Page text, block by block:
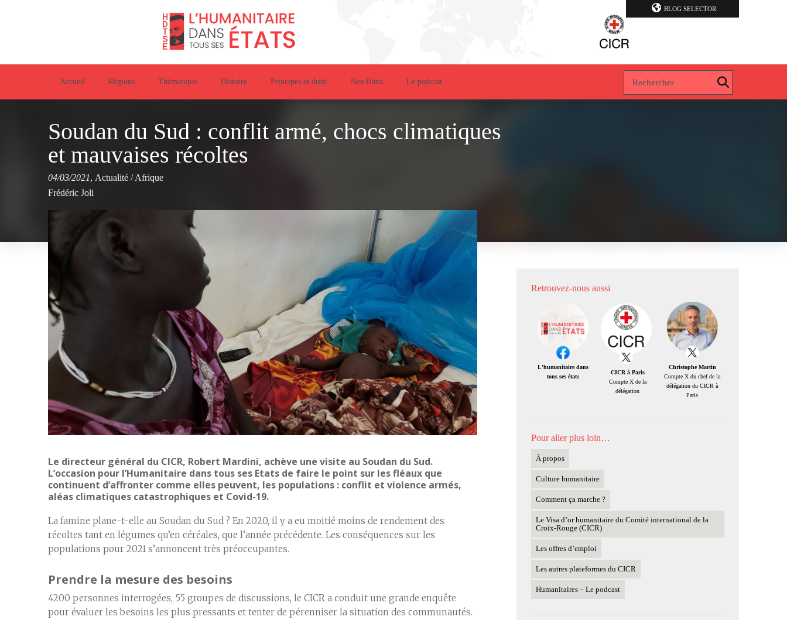
BLOG SELECTOR
Accueil Régions Thématique Histoire Principes et droit Nos films Le podcast
Soudan du Sud : conflit armé, chocs climatiques
et mauvaises récoltes
04/03/2021, Actualité /Afrique
Frédéric Joli
Le directeur général du CICR, Robert Mardini, achève une visite au Soudan du Sud.
L’occasion pour l’Humanitaire dans tous ses Etats de faire le point sur les fléaux que
continuent d’affronter comme elles peuvent, les populations : conflit et violence armés,
aléas climatiques catastrophiques et Covid-19.
La famine plane-t-elle au Soudan du Sud ? En 2020, il y a eu moitié moins de rendement des
récoltes tant en légumes qu’en céréales, que l’année précédente. Les conséquences sur les
populations pour 2021 s’annoncent très préoccupantes.
Prendre la mesure des besoins
4200 personnes interrogées, 55 groupes de discussions, le CICR a conduit une grande enquête
pour évaluer les besoins les plus pressants et tenter de pérenniser la situation des communautés.
Retrouvez-nous aussi
L'humanitaire dans
tous ses états
CICR à Paris
Compte X de la
délégation
Christophe Martin
Compte X du chef de la
délégation du CICR à
Paris
Pour aller plus loin…
À propos
Culture humanitaire
Comment ça marche ?
Le Visa d’or humanitaire du Comité international de la
Croix-Rouge (CICR)
Les offres d’emploi
Les autres plateformes du CICR
Humanitaires – Le podcast